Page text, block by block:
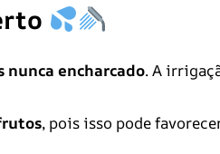
nunca encharcado. A
, pois isso pode